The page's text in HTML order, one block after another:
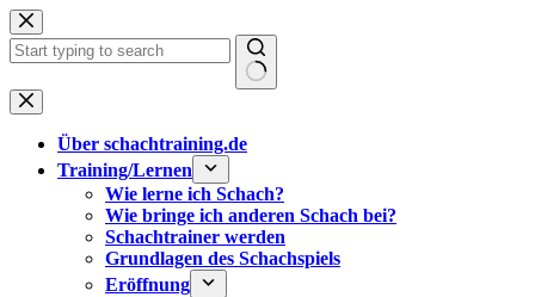
Zum
Inhalt
springen
Keine
Ergebnisse
Über schachtraining.de
Training/Lernen
Wie lerne ich Schach?
Wie bringe ich anderen Schach bei?
Schachtrainer werden
Grundlagen des Schachspiels
Eröffnung